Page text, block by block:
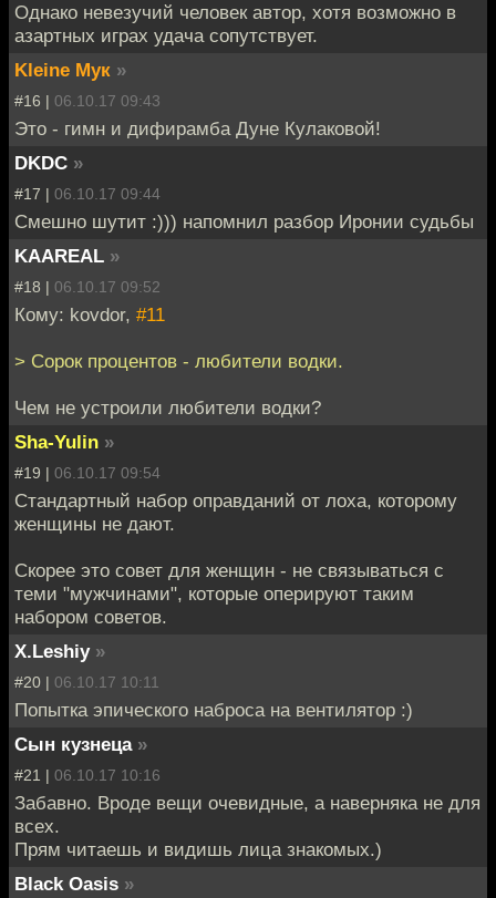
Однако невезучий человек автор, хотя возможно в
азартных играх удача сопутствует.
Kleine Мук »
#16 | 06.10.17 09:43
Это - гимн и дифирамба Дуне Кулаковой!
DKDC »
#17 | 06.10.17 09:44
Смешно шутит :))) напомнил разбор Иронии судьбы
KAAREAL »
#18 | 06.10.17 09:52
Кому: kovdor, #11
> Сорок процентов - любители водки.
Чем не устроили любители водки?
Sha-Yulin »
#19 | 06.10.17 09:54
Стандартный набор оправданий от лоха, которому
женщины не дают.
Скорее это совет для женщин - не связываться с
теми "мужчинами", которые оперируют таким
набором советов.
X.Leshiy »
#20 | 06.10.17 10:11
Попытка эпического наброса на вентилятор :)
Сын кузнеца »
#21 | 06.10.17 10:16
Забавно. Вроде вещи очевидные, а наверняка не для
всех.
Прям читаешь и видишь лица знакомых.)
Black Oasis »